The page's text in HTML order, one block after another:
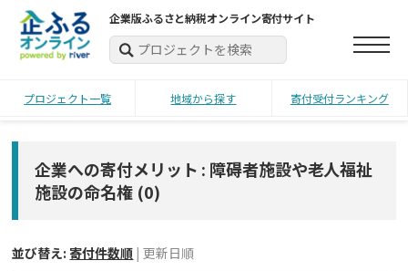
企業版ふるさと納税オンライン寄付サイト
プロジェクト一覧 地域から探す 寄付受付ランキング
企業への寄付メリット : 障碍者施設や老人福祉
施設の命名権(0)
並び替え: 寄付件数順 | 更新日順